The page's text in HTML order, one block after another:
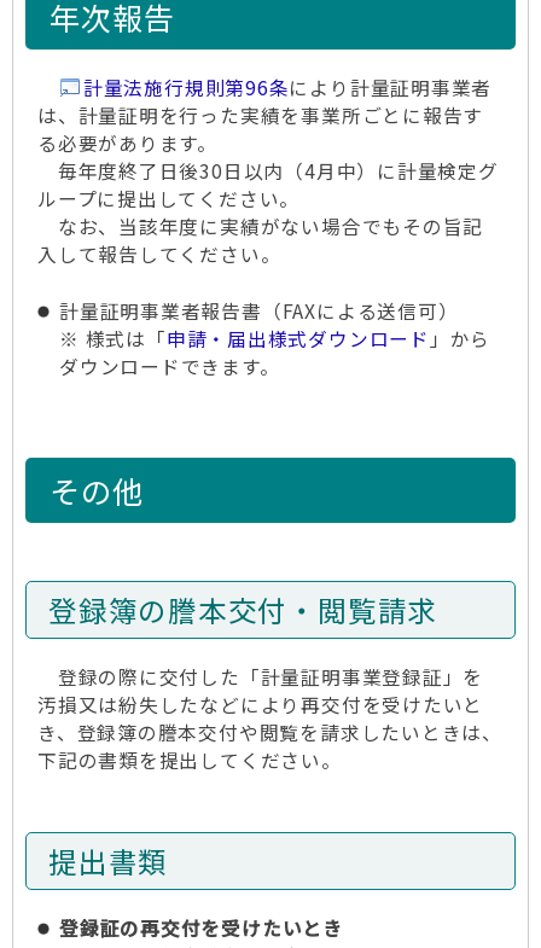
年次報告
計量法施行規則第96条により計量証明事業者
は、計量証明を行った実績を事業所ごとに報告す
る必要があります。
毎年度終了日後30日以内（4月中）に計量検定グ
ループに提出してください。
なお、当該年度に実績がない場合でもその旨記
入して報告してください。
計量証明事業者報告書（FAXによる送信可）
※ 様式は「申請・届出様式ダウンロード 」から
ダウンロードできます。
その他
登録簿の謄本交付・閲覧請求
登録の際に交付した「計量証明事業登録証」を
汚損又は紛失したなどにより再交付を受けたいと
き、登録簿の謄本交付や閲覧を請求したいときは、
下記の書類を提出してください。
提出書類
登録証の再交付を受けたいとき